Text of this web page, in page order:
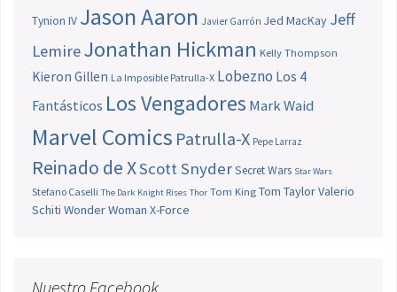
Tynion IV Jason Aaron Javier Garrón Jed MacKay Jeff
LemireJonathan Hickman Kelly Thompson
Kieron Gillen La Imposible Patrulla-X Lobezno Los 4
Fantásticos Los Vengadores Mark Waid
Marvel Comics Patrulla-X Pepe Larraz
Reinado de XScott SnyderSecret Wars Star Wars
Stefano Caselli The Dark Knight Rises Thor Tom King Tom TaylorValerio
Schiti Wonder Woman X-Force
Nuestro Facebook